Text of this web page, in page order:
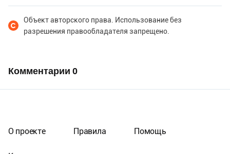
Объект авторского права. Использование без
разрешения правообладателя запрещено.
Комментарии 0
О проекте Правила Помощь